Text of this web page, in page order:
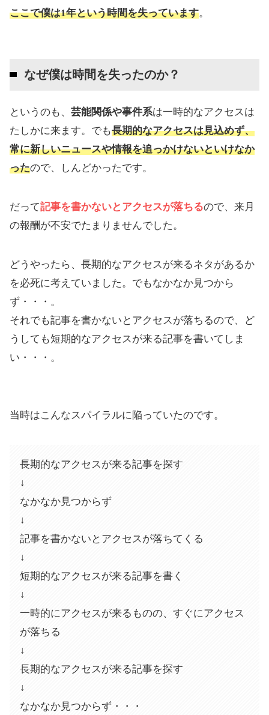
ここで僕は1年という時間を失っています。
なぜ僕は時間を失ったのか？
というのも、 芸能関係や事件系は一時的なアクセスは
たしかに来ます。でも長期的なアクセスは見込めず、
常に新しいニュースや情報を追っかけないといけなか
ったので、しんどかったです。
だって記事を書かないとアクセスが落ちるので、来月
の報酬が不安でたまりませんでした。
どうやったら、長期的なアクセスが来るネタがあるか
を必死に考えていました。でもなかなか見つから
ず・・・。
それでも記事を書かないとアクセスが落ちるので、ど
うしても短期的なアクセスが来る記事を書いてしま
い・・・。
当時はこんなスパイラルに陥っていたのです。
長期的なアクセスが来る記事を探す
↓
なかなか見つからず
↓
記事を書かないとアクセスが落ちてくる
↓
短期的なアクセスが来る記事を書く
↓
一時的にアクセスが来るものの、すぐにアクセス
が落ちる
↓
長期的なアクセスが来る記事を探す
↓
なかなか見つからず・・・